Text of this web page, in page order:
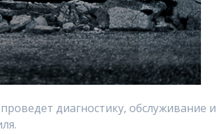
диагностику, обслуживание и